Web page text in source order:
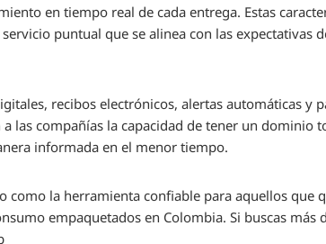
en tiempo real de cada entrega. Estas
puntual que se alinea con las expectativas
recibos electrónicos, alertas automáticas y
las compañías la capacidad de tener un dominio
informada en el menor tiempo.
como la herramienta confiable para aquellos que
empaquetados en Colombia. Si buscas más